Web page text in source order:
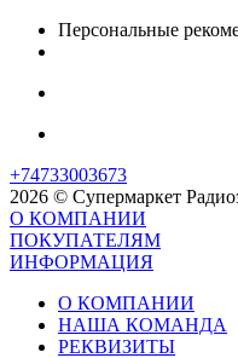
Персональные
+74733003673
2026 © Супермаркет
О КОМПАНИИ
ПОКУПАТЕЛЯМ
ИНФОРМАЦИЯ
О КОМПАНИИ
НАША КОМАНДА
РЕКВИЗИТЫ